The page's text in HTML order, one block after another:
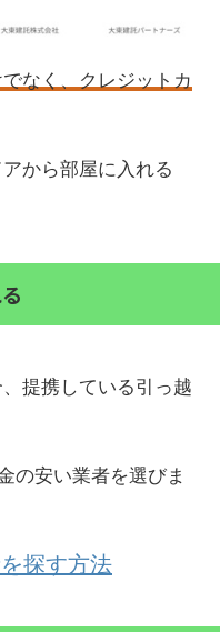
なく、クレジットカ
から部屋に入れる
提携している引っ越
の安い業者を選びま
探す方法